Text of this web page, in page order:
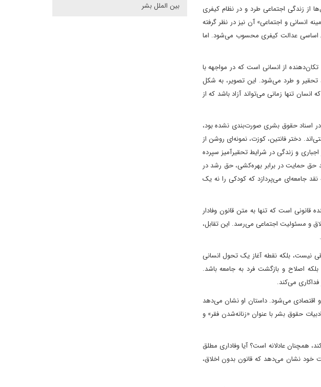
از زندگی اجتماعی طرد و در نظام کیفری
انسانی و اجتماعی» آن نیز در نظر گرفته
اساسی عدالت کیفری محسوب می‌شود. اما
از انسانی است که در مواجهه با
تحقیر و طرد می‌شود. این تصویر، به شکل
تنها زمانی می‌تواند آزاد باشد که از
اسناد حقوق بشری صورت‌بندی نشده بود،
دختر فانتین، کوزت، نمونه‌ای روشن از
و زندگی در شرایط تحقیرآمیز سپرده
حق حمایت در برابر بهره‌کشی، حق رشد در
جامعه‌ای می‌پردازد که کودکی را نه یک
است که تنها به متن قانون وفادار
و مسئولیت اجتماعی می‌رسد. این تقابل،
نیست، بلکه نقطه آغاز یک تحول انسانی
اصلاح و بازگشت فرد به جامعه باشد.
می‌کند.
و اقتصادی می‌شود. داستان او نشان می‌دهد
حقوق بشر با عنوان «زنانه‌شدن فقر» و
همچنان عادلانه است؟ آیا وفاداری مطلق
خود نشان می‌دهد که قانون بدون اخلاق،
بین الملل بشر